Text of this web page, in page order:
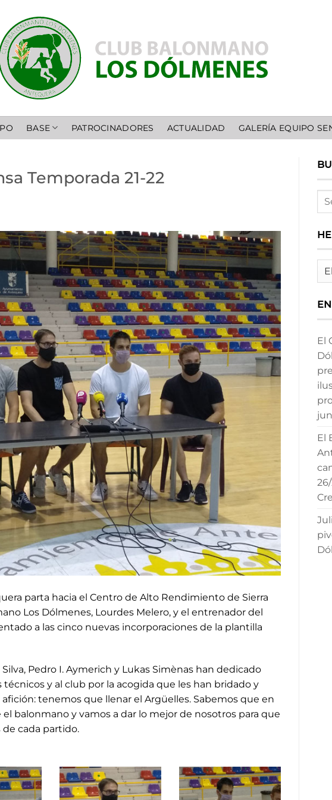
BASE PATROCINADORES ACTUALIDAD GALERÍA EQUIPO
Temporada 21-22
parta hacia el Centro de Alto Rendimiento de Sierra
Los Dólmenes, Lourdes Melero, y el entrenador del
a las cinco nuevas incorporaciones de la plantilla
Pedro I. Aymerich y Lukas Simènas han dedicado
y al club por la acogida que les han bridado y
tenemos que llenar el Argüelles. Sabemos que en
balonmano y vamos a dar lo mejor de nosotros para que
cada partido.
El
El